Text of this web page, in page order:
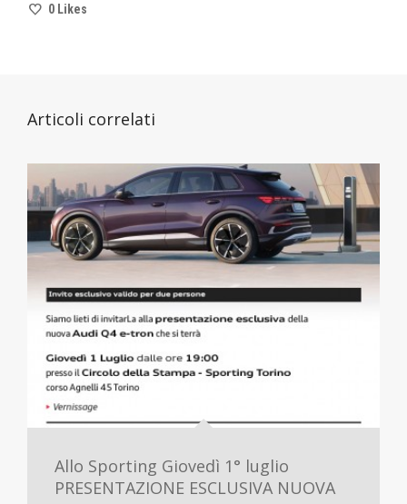
0 Likes
Articoli correlati
Allo Sporting Giovedì 1° luglio
PRESENTAZIONE ESCLUSIVA NUOVA